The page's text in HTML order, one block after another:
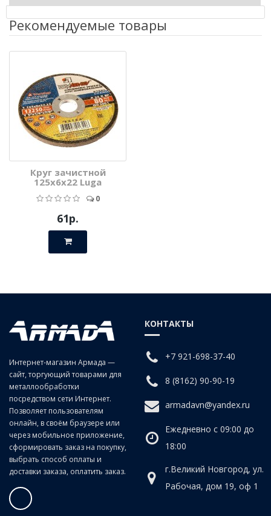
Описание - Круг лепестковый КЛТ 125х22 А40
"Tsunami"
Рекомендуемые товары
Круг зачистной
125х6х22 Luga
0
61р.
Интернет-магазин Армада —
сайт, торгующий товарами для
металлообработки
посредством сети Интернет.
Позволяет пользователям
онлайн, в своём браузере или
через мобильное приложение,
сформировать заказ на покупку,
выбрать способ оплаты и
доставки заказа, оплатить заказ.
КОНТАКТЫ
+7 921-698-37-40
8 (8162) 90-90-19
armadavn@yandex.ru
Ежедневно с 09:00 до
18:00
г.Великий Новгород, ул.
Рабочая, дом 19, оф 1